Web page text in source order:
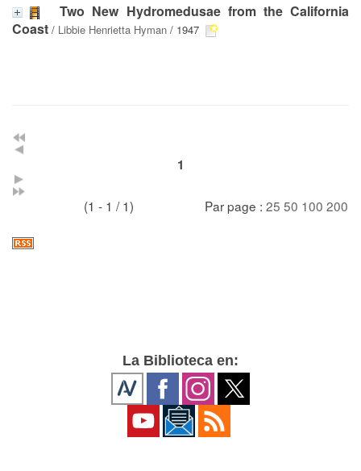
Two New Hydromedusae from the California
Coast / Libbie Henrietta Hyman / 1947
1
(1 - 1 / 1) Par page : 25 50 100 200
La Biblioteca en: